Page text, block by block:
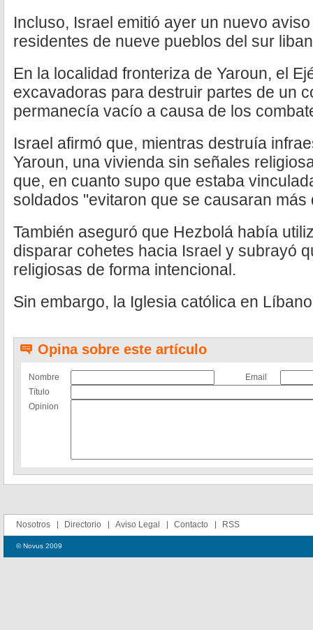
Incluso, Israel emitió ayer un nuevo
residentes de nueve pueblos del sur
En la localidad fronteriza de Yaroun, el
excavadoras para destruir partes de un
permanecía vacío a causa de los
Israel afirmó que, mientras destruía
Yaroun, una vivienda sin señales
que, en cuanto supo que estaba
soldados "evitaron que se causaran más
También aseguró que Hezbolá había
disparar cohetes hacia Israel y subrayó
religiosas de forma intencional.
Sin embargo, la Iglesia católica en
Opina sobre este artículo
Nombre
Email
Título
Opinion
Nosotros Directorio Aviso Legal Contacto RSS
© Novus 2009